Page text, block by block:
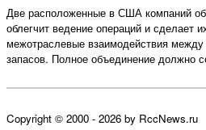
Две расположенные в США компаний
облегчит ведение операций и
межотраслевые взаимодействия между
запасов. Полное объединение должно
Copyright © 2000 - 2026 by RccNews.ru